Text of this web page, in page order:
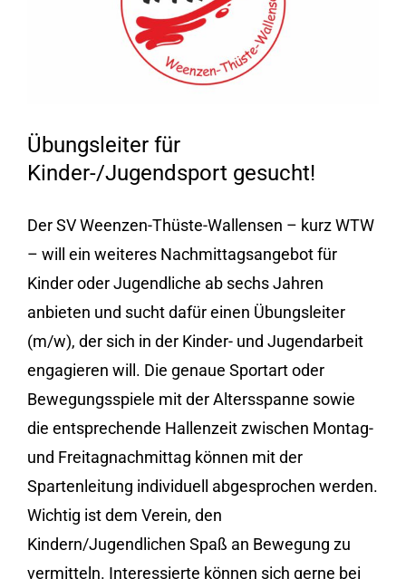
Übungsleiter für
Kinder-/Jugendsport gesucht!
Der SV Weenzen-Thüste-Wallensen – kurz WTW
– will ein weiteres Nachmittagsangebot für
Kinder oder Jugendliche ab sechs Jahren
anbieten und sucht dafür einen Übungsleiter
(m/w), der sich in der Kinder- und Jugendarbeit
engagieren will. Die genaue Sportart oder
Bewegungsspiele mit der Altersspanne sowie
die entsprechende Hallenzeit zwischen Montag-
und Freitagnachmittag können mit der
Spartenleitung individuell abgesprochen werden.
Wichtig ist dem Verein, den
Kindern/Jugendlichen Spaß an Bewegung zu
vermitteln. Interessierte können sich gerne bei